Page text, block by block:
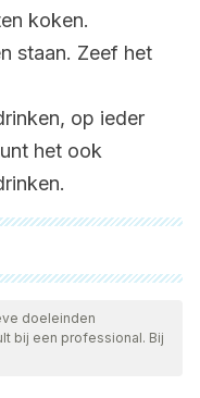
koken.
staan. Zeef het
op ieder
het ook
gecontroleerd door
actualiteit en
van dit artikel werd
doeleinden
bij een professional. Bij